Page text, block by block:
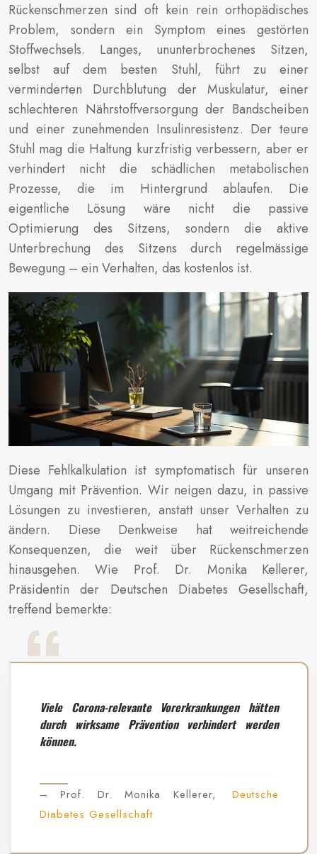
Rückenschmerzen sind oft kein rein orthopädisches
Problem, sondern ein Symptom eines gestörten
Stoffwechsels. Langes, ununterbrochenes Sitzen,
selbst auf dem besten Stuhl, führt zu einer
verminderten Durchblutung der Muskulatur, einer
schlechteren Nährstoffversorgung der Bandscheiben
und einer zunehmenden Insulinresistenz. Der teure
Stuhl mag die Haltung kurzfristig verbessern, aber er
verhindert nicht die schädlichen metabolischen
Prozesse, die im Hintergrund ablaufen. Die
eigentliche Lösung wäre nicht die passive
Optimierung des Sitzens, sondern die aktive
Unterbrechung des Sitzens durch regelmässige
Bewegung – ein Verhalten, das kostenlos ist.
Diese Fehlkalkulation ist symptomatisch für unseren
Umgang mit Prävention. Wir neigen dazu, in passive
Lösungen zu investieren, anstatt unser Verhalten zu
ändern. Diese Denkweise hat weitreichende
Konsequenzen, die weit über Rückenschmerzen
hinausgehen. Wie Prof. Dr. Monika Kellerer,
Präsidentin der Deutschen Diabetes Gesellschaft,
treffend bemerkte:
Viele Corona-relevante Vorerkrankungen hätten
durch wirksame Prävention verhindert werden
können.
– Prof. Dr. Monika Kellerer,
Deutsche
Diabetes Gesellschaft